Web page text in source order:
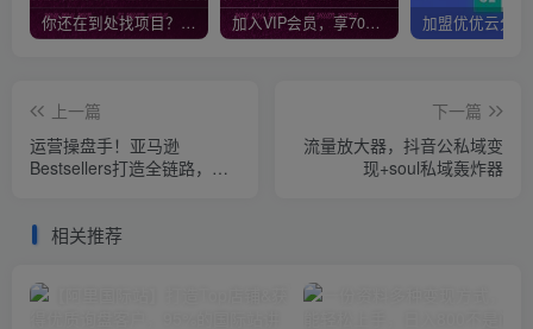
你还在到处找项目？还在当韭菜？我靠网创资源站一个月收入5万+，曾经我也是个失败者。 加入VIP会员，享70%的推广提成，免费学习多种网上创业课程，菜鸟秒变大神！
上一篇
运营操盘手！亚马逊
Bestsellers打造全链路，选
下一篇
流量放大器，抖音公私域变
现+soul私域轰炸器
相关推荐